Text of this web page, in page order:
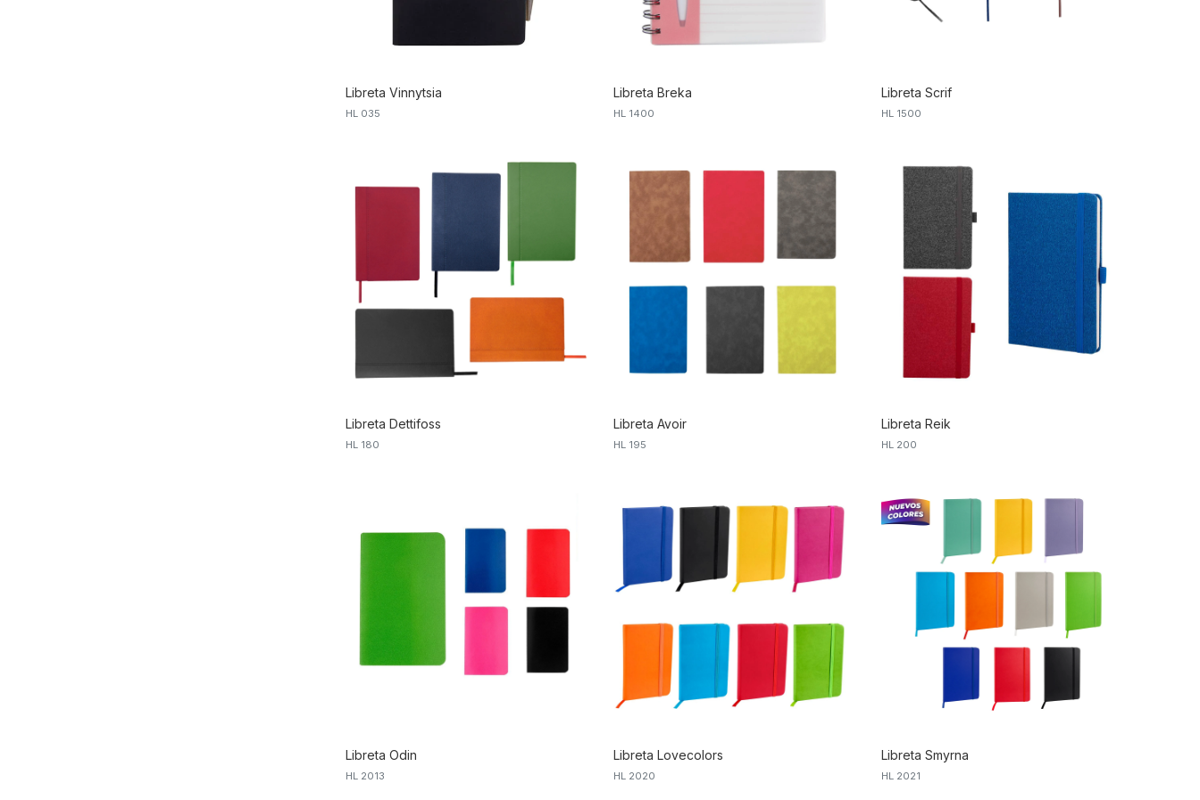
Libreta Vinnytsia
HL 035
Libreta Breka
HL 1400
Libreta Scrif
HL 1500
Libreta Dettifoss
HL 180
Libreta Avoir
HL 195
Libreta Reik
HL 200
Libreta Odin
HL 2013
Libreta Lovecolors
HL 2020
Libreta Smyrna
HL 2021